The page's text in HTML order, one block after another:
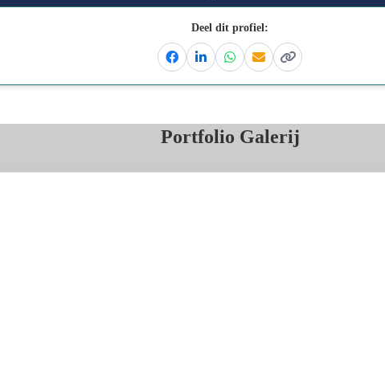
Deel dit profiel:
FacebookLinkedinWhatsapp
EmailKopieer link
Portfolio Galerij